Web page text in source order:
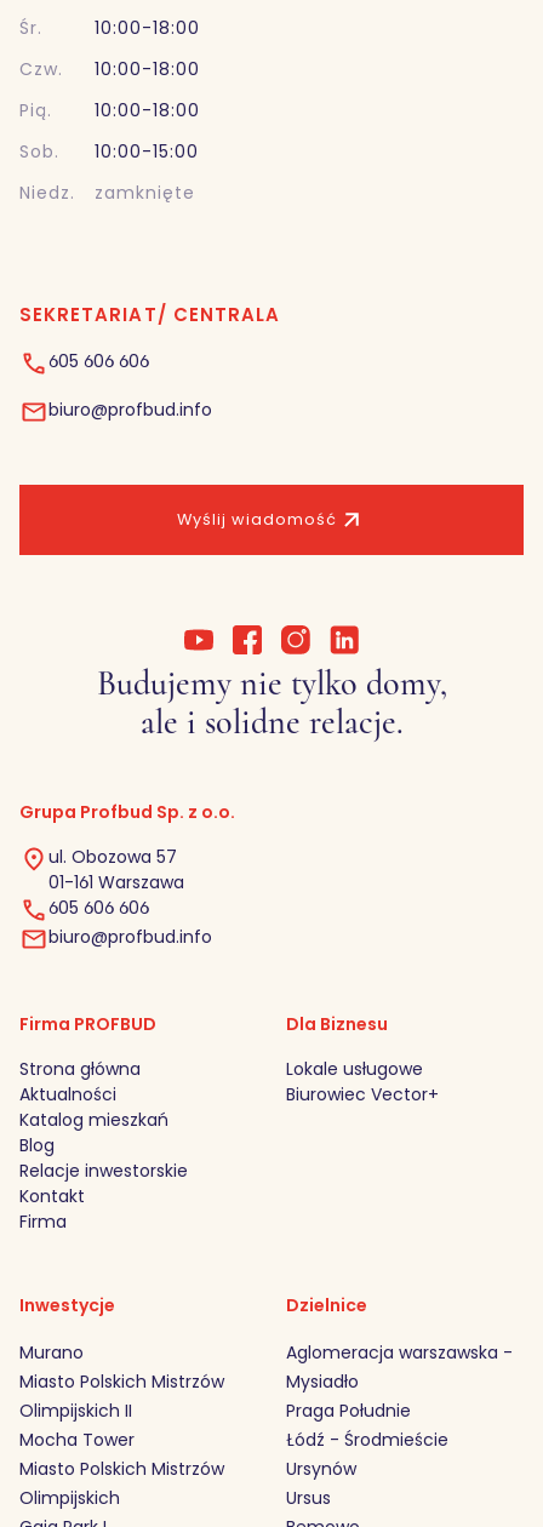
Wyślij wiadomość
Śr.
10:00-18:00
Czw.
10:00-18:00
Pią.
10:00-18:00
Sob.
10:00-15:00
Niedz.
zamknięte
SEKRETARIAT/ CENTRALA
605 606 606
biuro@profbud.info
Budujemy nie tylko domy,
ale i solidne relacje.
Grupa Profbud Sp. z o.o.
ul. Obozowa 57
01-161 Warszawa
605 606 606
biuro@profbud.info
Firma PROFBUD
Strona główna
Aktualności
Katalog mieszkań
Blog
Relacje inwestorskie
Kontakt
Firma
Dla Biznesu
Lokale usługowe
Biurowiec Vector+
Inwestycje
Murano
Miasto Polskich Mistrzów
Olimpijskich II
Mocha Tower
Miasto Polskich Mistrzów
Olimpijskich
Dzielnice
Aglomeracja warszawska -
Mysiadło
Praga Południe
Łódź - Środmieście
Ursynów
Ursus